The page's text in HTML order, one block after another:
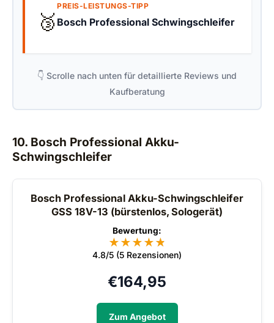
🥉
PREIS-LEISTUNGS-TIPP
Bosch Professional Schwingschleifer
👇 Scrolle nach unten für detaillierte Reviews und
Kaufberatung
10. Bosch Professional Akku-
Schwingschleifer
Bosch Professional Akku-Schwingschleifer
GSS 18V-13 (bürstenlos, Sologerät)
Bewertung:
★★★★★
★
4.8/5 (5 Rezensionen)
€164,95
Zum Angebot